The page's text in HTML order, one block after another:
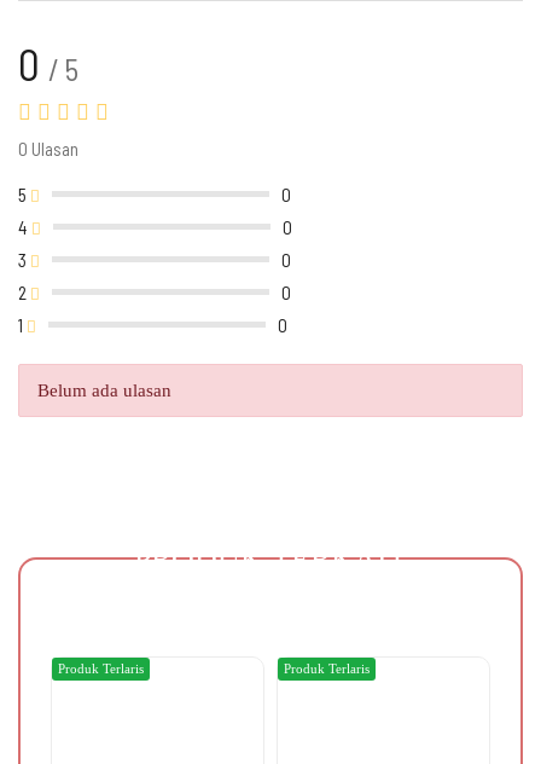
0 / 5
0 Ulasan
5
0
4
0
3
0
2
0
1
0
Belum ada ulasan
PRODUK TERKAIT
Produk Terlaris Produk Terlaris